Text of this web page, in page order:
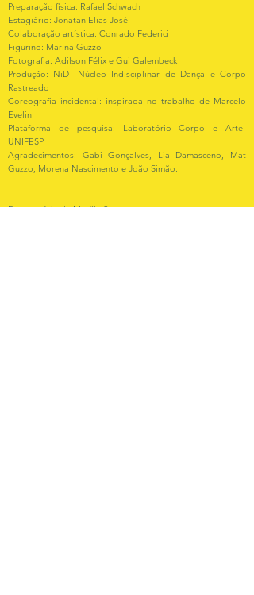
Preparação física: Rafael Schwach
Estagiário: Jonatan Elias José
Colaboração artística: Conrado Federici
Figurino: Marina Guzzo
Fotografia: Adilson Félix e Gui Galembeck
Produção: NiD- Núcleo Indisciplinar de Dança e Corpo
Rastreado
Coreografia incidental: inspirada no trabalho de Marcelo
Evelin
Plataforma de pesquisa: Laboratório Corpo e Arte-
UNIFESP
Agradecimentos: Gabi Gonçalves, Lia Damasceno, Mat
Guzzo, Morena Nascimento e João Simão.
Em memória de Marília Savarego.